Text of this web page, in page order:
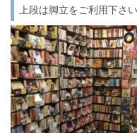
上段は脚立をご利用下さい